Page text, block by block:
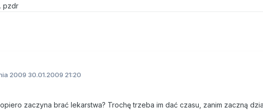
pzdr
2009 30.01.2009 21:20
zaczyna brać lekarstwa? Trochę trzeba im dać czasu, zanim zaczną